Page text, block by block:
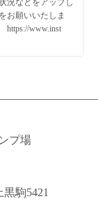
況などをアップし
お願いいたしま
https://www.inst
プ場
駒5421